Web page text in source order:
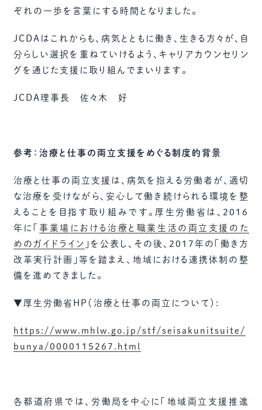
ぞれの一歩を言葉にする時間となりました。
JCDAはこれからも、病気とともに働き、生きる方々が、自
分らしい選択を重ねていけるよう、キャリアカウンセリン
グを通じた支援に取り組んでまいります。
JCDA理事長 佐々木 好
参考：治療と仕事の両立支援をめぐる制度的背景
治療と仕事の両立支援は、病気を抱える労働者が、適切
な治療を受けながら、安心して働き続けられる環境を整
えることを目指す取り組みです。厚生労働省は、2016
年に「 事業場における治療と職業生活の両立支援のた
めのガイドライン 」を公表し、その後、2017年の「働き方
改革実行計画」等を踏まえ、地域における連携体制の整
備を進めてきました。
▼厚生労働省HP（治療と仕事の両立について）:
https://www.mhlw.go.jp/stf/seisakunitsuite/
bunya/0000115267.html
各都道府県では、労働局を中心に「地域両立支援推進